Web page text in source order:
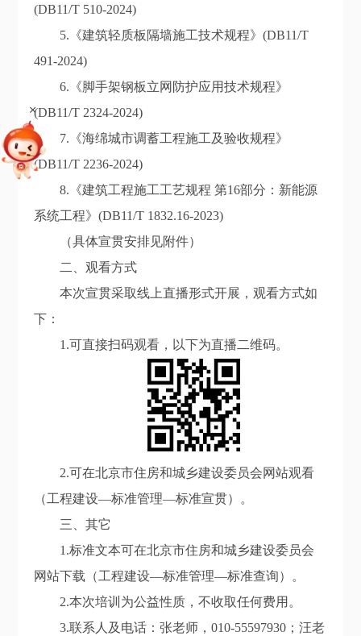
(DB11/T 510-2024)
5.《建筑轻质板隔墙施工技术规程》(DB11/T
491-2024)
6.《脚手架钢板立网防护应用技术规程》
(DB11/T 2324-2024)
7.《海绵城市调蓄工程施工及验收规程》
(DB11/T 2236-2024)
8.《建筑工程施工工艺规程 第16部分：新能源
系统工程》(DB11/T 1832.16-2023)
（具体宣贯安排见附件）
二、观看方式
本次宣贯采取线上直播形式开展，观看方式如
下：
1.可直接扫码观看，以下为直播二维码。
2.可在北京市住房和城乡建设委员会网站观看
（工程建设—标准管理—标准宣贯）。
三、其它
1.标准文本可在北京市住房和城乡建设委员会
网站下载（工程建设—标准管理—标准查询）。
2.本次培训为公益性质，不收取任何费用。
3.联系人及电话：张老师，010-55597930；汪老
+